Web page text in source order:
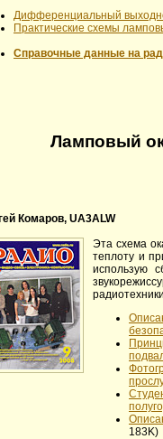
Дифференциальный
Практические схемы
Справочные данные на
Ламповый
Комаров, UA3ALW
Эта схема
теплоту и
использую
радиотехники.
183K)